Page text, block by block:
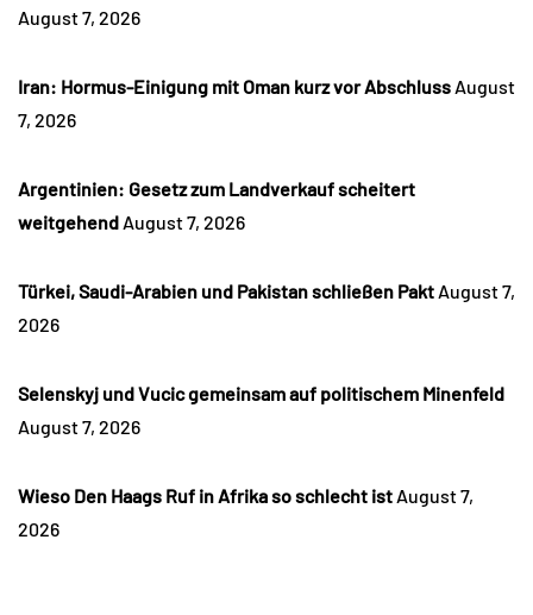
August 7, 2026
Iran: Hormus-Einigung mit Oman kurz vor Abschluss August
7, 2026
Argentinien: Gesetz zum Landverkauf scheitert
weitgehend August 7, 2026
Türkei, Saudi-Arabien und Pakistan schließen Pakt August 7,
2026
Selenskyj und Vucic gemeinsam auf politischem Minenfeld
August 7, 2026
Wieso Den Haags Ruf in Afrika so schlecht ist August 7,
2026